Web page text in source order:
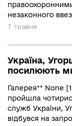
незаконного
7 травня
Україна,
посилюють
Галерея** None
пройшла
служб України,
відбувся на